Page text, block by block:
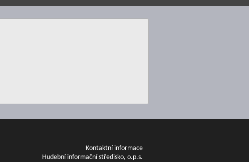
Kontaktní informace
Hudební informační středisko, o.p.s.